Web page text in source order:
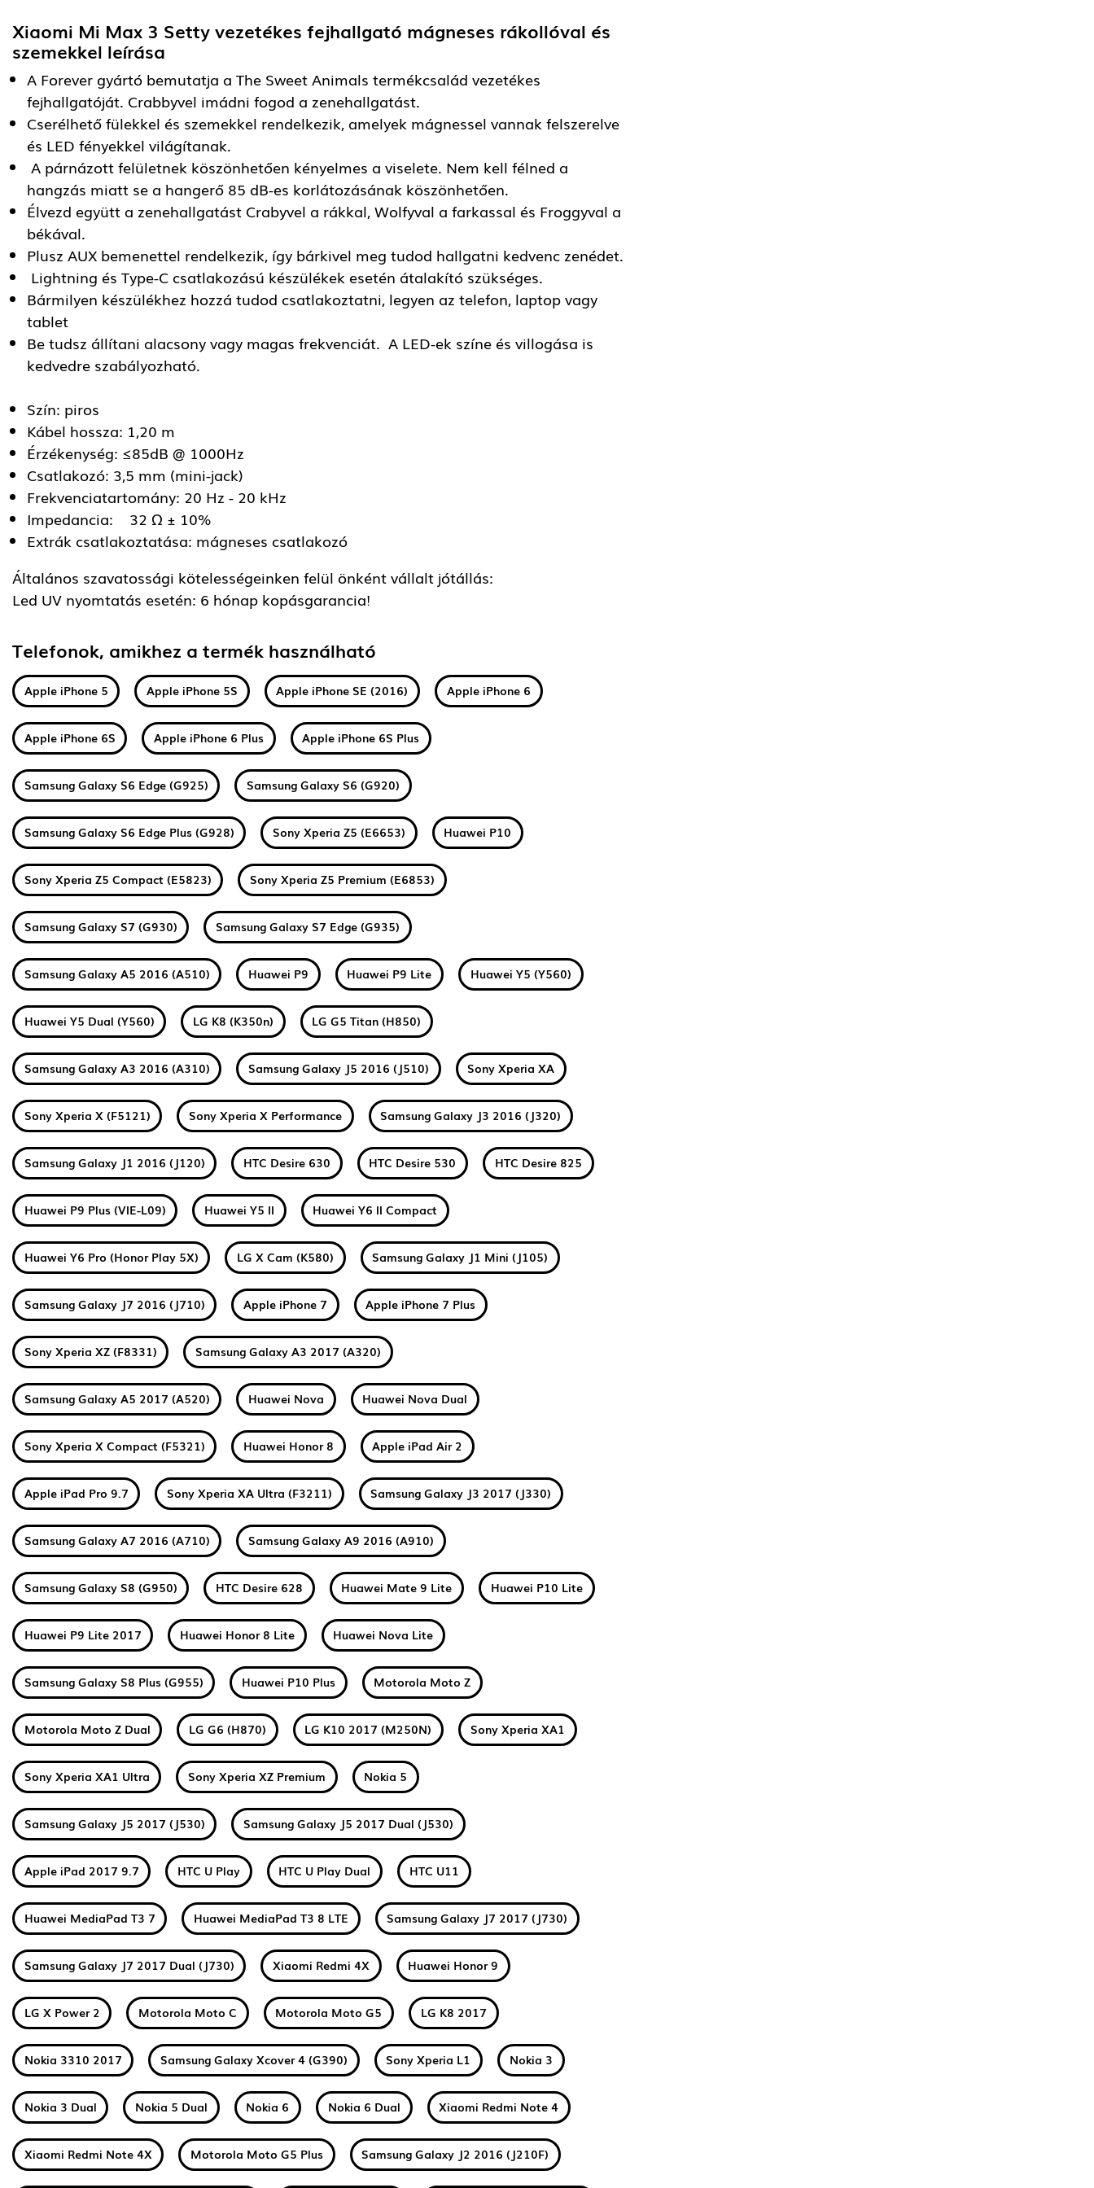
Xiaomi Mi Max 3 Setty vezetékes fejhallgató mágneses rákollóval és
szemekkel leírása
A Forever gyártó bemutatja a The Sweet Animals termékcsalád vezetékes
fejhallgatóját. Crabbyvel imádni fogod a zenehallgatást.
Cserélhető fülekkel és szemekkel rendelkezik, amelyek mágnessel vannak felszerelve
és LED fényekkel világítanak.
A párnázott felületnek köszönhetően kényelmes a viselete. Nem kell félned a
hangzás miatt se a hangerő 85 dB-es korlátozásának köszönhetően.
Élvezd együtt a zenehallgatást Crabyvel a rákkal, Wolfyval a farkassal és Froggyval a
békával.
Plusz AUX bemenettel rendelkezik, így bárkivel meg tudod hallgatni kedvenc zenédet.
Lightning és Type-C csatlakozású készülékek esetén átalakító szükséges.
Bármilyen készülékhez hozzá tudod csatlakoztatni, legyen az telefon, laptop vagy
tablet
Be tudsz állítani alacsony vagy magas frekvenciát. A LED-ek színe és villogása is
kedvedre szabályozható.
Szín: piros
Kábel hossza: 1,20 m
Érzékenység: ≤85dB @ 1000Hz
Csatlakozó: 3,5 mm (mini-jack)
Frekvenciatartomány: 20 Hz - 20 kHz
Impedancia: 32 Ω ± 10%
Extrák csatlakoztatása: mágneses csatlakozó
Általános szavatossági kötelességeinken felül önként vállalt jótállás:
Led UV nyomtatás esetén: 6 hónap kopásgarancia!
Telefonok, amikhez a termék használható
Apple iPhone 5 Apple iPhone 5S Apple iPhone SE (2016) Apple iPhone 6
Apple iPhone 6S Apple iPhone 6 Plus Apple iPhone 6S Plus
Samsung Galaxy S6 Edge (G925) Samsung Galaxy S6 (G920)
Samsung Galaxy S6 Edge Plus (G928) Sony Xperia Z5 (E6653) Huawei P10
Sony Xperia Z5 Compact (E5823) Sony Xperia Z5 Premium (E6853)
Samsung Galaxy S7 (G930) Samsung Galaxy S7 Edge (G935)
Samsung Galaxy A5 2016 (A510) Huawei P9 Huawei P9 Lite Huawei Y5 (Y560)
Huawei Y5 Dual (Y560) LG K8 (K350n) LG G5 Titan (H850)
Samsung Galaxy A3 2016 (A310) Samsung Galaxy J5 2016 (J510) Sony Xperia XA
Sony Xperia X (F5121) Sony Xperia X Performance Samsung Galaxy J3 2016 (J320)
Samsung Galaxy J1 2016 (J120) HTC Desire 630 HTC Desire 530 HTC Desire 825
Huawei P9 Plus (VIE-L09) Huawei Y5 II Huawei Y6 II Compact
Huawei Y6 Pro (Honor Play 5X) LG X Cam (K580) Samsung Galaxy J1 Mini (J105)
Samsung Galaxy J7 2016 (J710) Apple iPhone 7 Apple iPhone 7 Plus
Sony Xperia XZ (F8331) Samsung Galaxy A3 2017 (A320)
Samsung Galaxy A5 2017 (A520) Huawei Nova Huawei Nova Dual
Sony Xperia X Compact (F5321) Huawei Honor 8 Apple iPad Air 2
Apple iPad Pro 9.7 Sony Xperia XA Ultra (F3211) Samsung Galaxy J3 2017 (J330)
Samsung Galaxy A7 2016 (A710) Samsung Galaxy A9 2016 (A910)
Samsung Galaxy S8 (G950) HTC Desire 628 Huawei Mate 9 Lite Huawei P10 Lite
Huawei P9 Lite 2017 Huawei Honor 8 Lite Huawei Nova Lite
Samsung Galaxy S8 Plus (G955) Huawei P10 Plus Motorola Moto Z
Motorola Moto Z Dual LG G6 (H870) LG K10 2017 (M250N) Sony Xperia XA1
Sony Xperia XA1 Ultra Sony Xperia XZ Premium Nokia 5
Samsung Galaxy J5 2017 (J530) Samsung Galaxy J5 2017 Dual (J530)
Apple iPad 2017 9.7 HTC U Play HTC U Play Dual HTC U11
Huawei MediaPad T3 7 Huawei MediaPad T3 8 LTE Samsung Galaxy J7 2017 (J730)
Samsung Galaxy J7 2017 Dual (J730) Xiaomi Redmi 4X Huawei Honor 9
LG X Power 2 Motorola Moto C Motorola Moto G5 LG K8 2017
Nokia 3310 2017 Samsung Galaxy Xcover 4 (G390) Sony Xperia L1 Nokia 3
Nokia 3 Dual Nokia 5 Dual Nokia 6 Nokia 6 Dual Xiaomi Redmi Note 4
Xiaomi Redmi Note 4X Motorola Moto G5 Plus Samsung Galaxy J2 2016 (J210F)